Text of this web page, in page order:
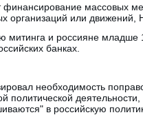
массовых
или движений,
митинга и россияне
банках.
необходимость
политической
в российскую